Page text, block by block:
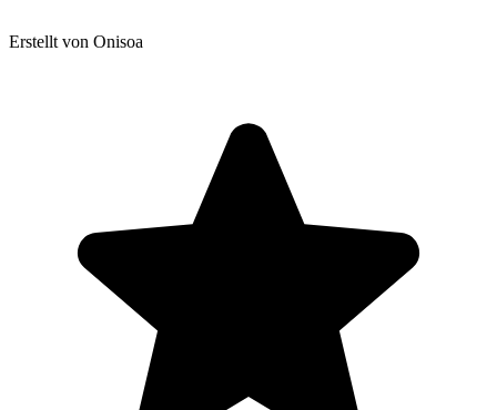
Erstellt von Onisoa